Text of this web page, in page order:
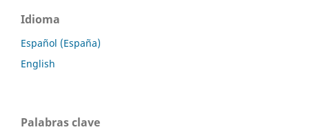
Idioma
Español (España)
English
Palabras clave